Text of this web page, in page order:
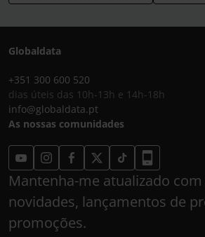
Globaldata
+351 300 600 520
dias úteis das 10h-13h e 14h-18h
info@globaldata.pt
As nossas comunidades
Mantenha-me atualizado
novidades, lançamentos de
promoções.